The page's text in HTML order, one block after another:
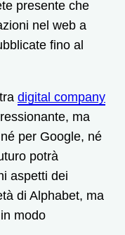
presente che
nel web a
fino al
digital company
ma
per Google, né
potrà
aspetti dei
di Alphabet, ma
modo